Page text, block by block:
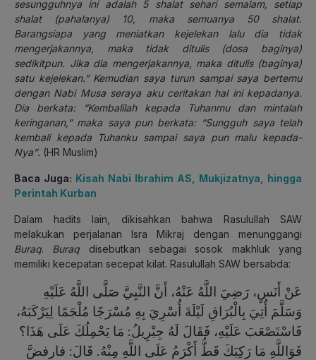
sesungguhnya ini adalah 5 shalat sehari semalam, setiap
shalat (pahalanya) 10, maka semuanya 50 shalat.
Barangsiapa yang meniatkan kejelekan lalu dia tidak
mengerjakannya, maka tidak ditulis (dosa baginya)
sedikitpun. Jika dia mengerjakannya, maka ditulis (baginya)
satu kejelekan.” Kemudian saya turun sampai saya bertemu
dengan Nabi Musa seraya aku ceritakan hal ini kepadanya.
Dia berkata: “Kembalilah kepada Tuhanmu dan mintalah
keringanan,” maka saya pun berkata: “Sungguh saya telah
kembali kepada Tuhanku sampai saya pun malu kepada-
Nya”. (HR Muslim)
Baca Juga: Kisah Nabi Ibrahim AS, Mukjizatnya, hingga
Perintah Kurban
Dalam hadits lain, dikisahkan bahwa Rasulullah SAW
melakukan perjalanan Isra Mikraj dengan menunggangi
Buraq. Buraq
disebutkan sebagai sosok makhluk yang
memiliki kecepatan secepat kilat. Rasulullah SAW bersabda:
عَنْ أَنَسٍ، رَضِيَ اللَّهُ عَنْهُ، أَنَّ النَّبِيَّ صَلَّى اللَّهُ عَلَيْهِ
وَسَلَّمَ أُتِيَ بِالْبُرَاقِ لَيْلَةَ أُسْرِيَ بِهِ مُسْرَجًا مُلْجَمًا لِيَرْكَبَهُ،
فَاسْتَصْعَبَ عَلَيْهِ، فَقَالَ لَهُ جِبْرِيلُ: مَا يَحْمِلُكَ عَلَى هَذَا؟
فَوَاللَّهِ مَا رَكِبَكَ قَطُّ أَكْرَمُ عَلَى اللَّهِ مِنْهُ. قَالَ: فارفضَّ